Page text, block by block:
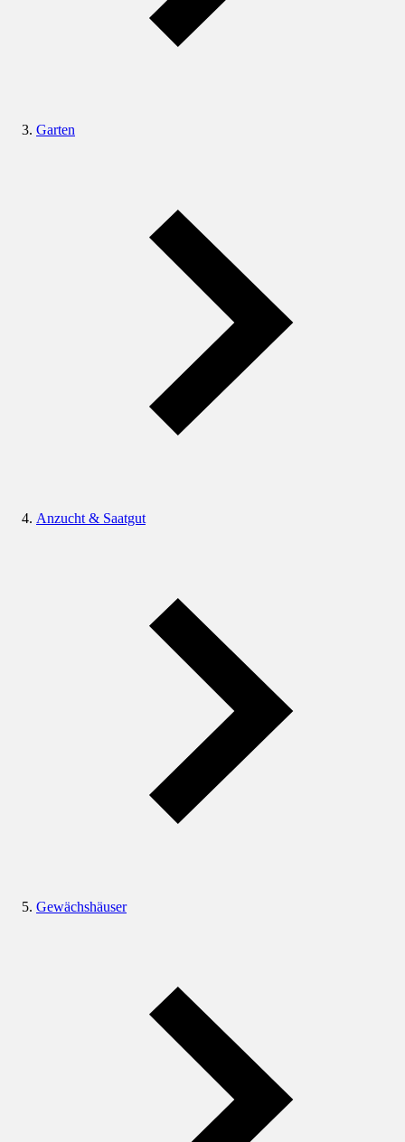
Garten
Anzucht & Saatgut
Gewächshäuser